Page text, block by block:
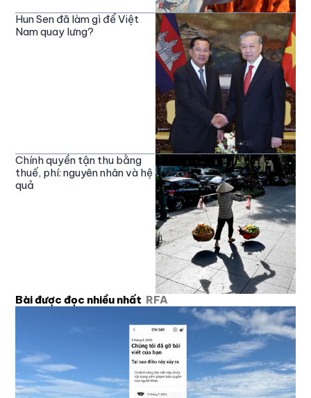
Hun Sen đã làm gì để Việt
Nam quay lưng?
Chính quyền tận thu bằng
thuế, phí: nguyên nhân và hệ
quả
Bài được đọc nhiều nhất RFA